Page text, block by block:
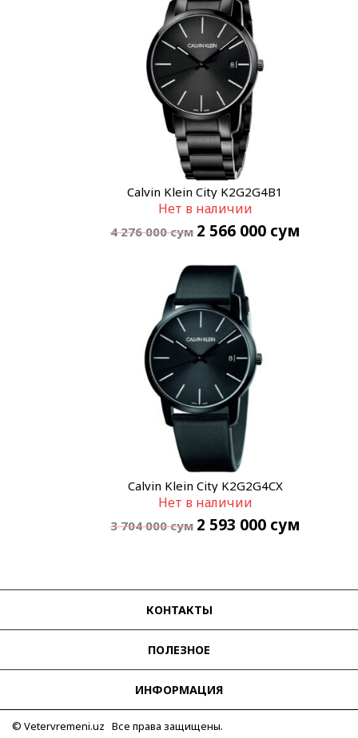
Calvin Klein City K2G2G4B1
Нет в наличии
4 276 000сум 2 566 000 сум
Calvin Klein City K2G2G4CX
Нет в наличии
3 704 000сум 2 593 000 сум
КОНТАКТЫ
ПОЛЕЗНОЕ
ИНФОРМАЦИЯ
© Vetervremeni.uz Все права защищены.